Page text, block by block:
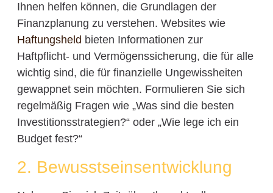
Ihnen helfen können, die Grundlagen der
Finanzplanung zu verstehen. Websites wie
Haftungsheld bieten Informationen zur
Haftpflicht- und Vermögenssicherung, die für alle
wichtig sind, die für finanzielle Ungewissheiten
gewappnet sein möchten. Formulieren Sie sich
regelmäßig Fragen wie „Was sind die besten
Investitionsstrategien?“ oder „Wie lege ich ein
Budget fest?“
2. Bewusstseinsentwicklung